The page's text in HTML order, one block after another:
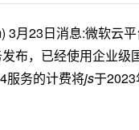
3月23日消息:微软云
布，已经使用企业级
服务的计费将js于2023